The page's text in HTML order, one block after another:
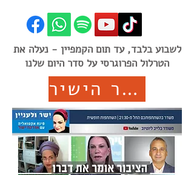
לשבוע בלבד, עד תום הקמפיין - נעלה את
הטרלול הפרוגרסי על סדר היום שלנו
לחצו וכנסו דרך הזום לשידור הישיר